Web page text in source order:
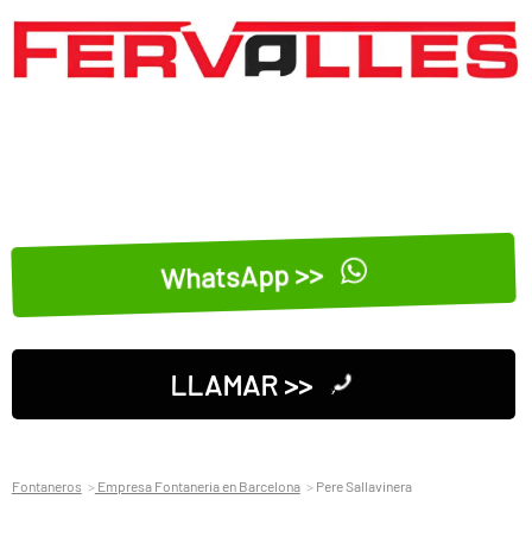
WhatsApp >>
LLAMAR >>
Fontaneros Empresa Fontaneria en Barcelona Pere Sallavinera